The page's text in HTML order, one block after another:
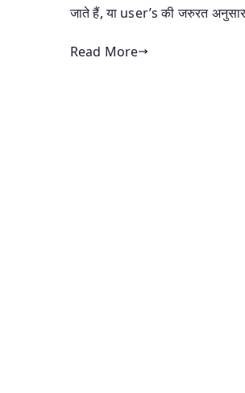
जाते हैं, या user’s की जरुरत
Read More